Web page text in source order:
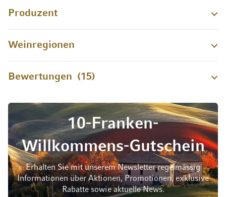
Produzent
Weinregionen
Bewertungen 15
10-Franken-
Willkommens-Gutschein
Erhalten Sie mit unserem Newsletter regelmässig
Informationen über Aktionen, Promotionen, exklusive
Rabatte sowie aktuelle News.